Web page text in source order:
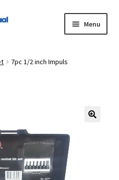
Menu
7pc 1/2 inch Impuls